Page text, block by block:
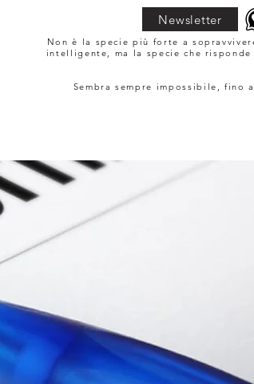
Newsletter
Non è la specie più forte a
intelligente, ma la specie che
Sembra sempre impossibile, fino